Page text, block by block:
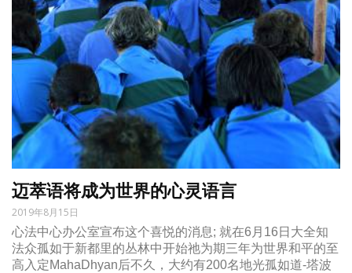
迈萃语将成为世界的心灵语言
2019年8月15日
心法中心办公室宣布这个喜悦的消息; 就在6月16日大全知
法众孤如于新都里的丛林中开始祂为期三年为世界和平的至
高入定MahaDhyan后不久，大约有200名地光孤如道-塔波